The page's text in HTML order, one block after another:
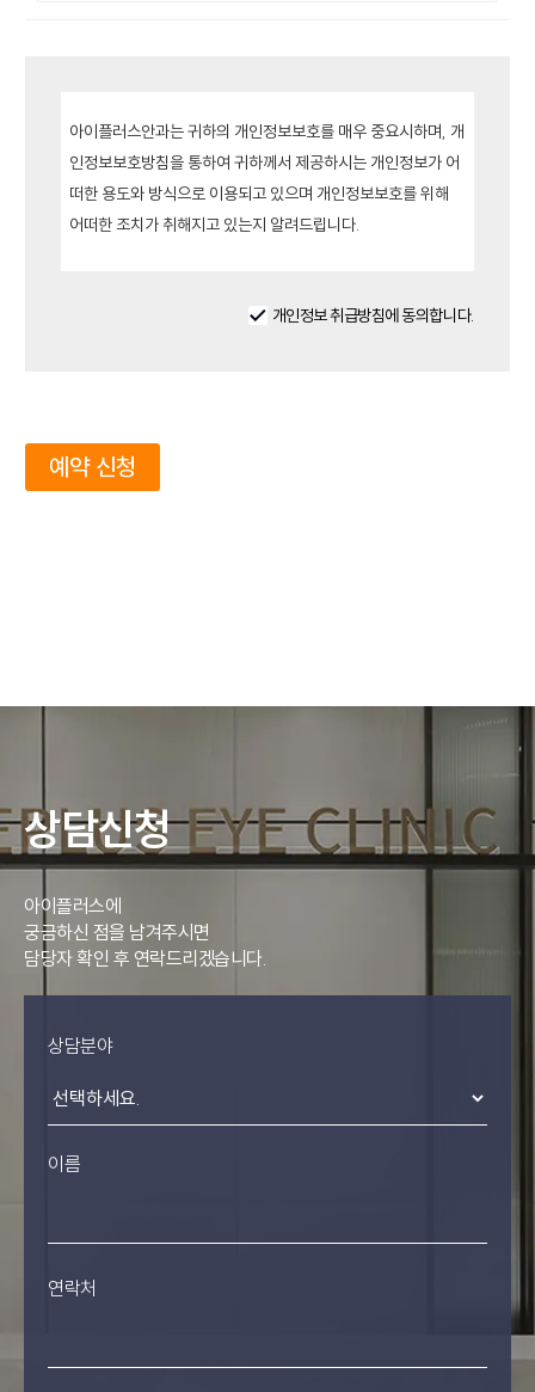
개인정보 취급방침에 동의합니다.
예약 신청
상담신청
아이플러스에
궁금하신 점을 남겨주시면
담당자 확인 후 연락드리겠습니다.
상담분야
이름
연락처